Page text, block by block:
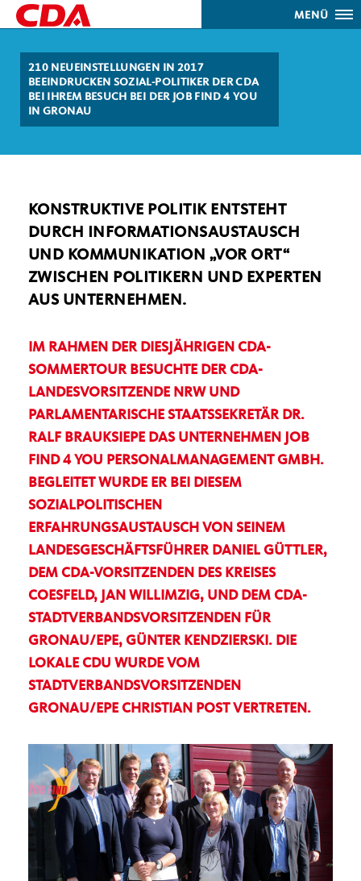
MENÜ
210 NEUEINSTELLUNGEN IN 2017
BEEINDRUCKEN SOZIAL-POLITIKER DER CDA
BEI IHREM BESUCH BEI DER JOB FIND 4 YOU
IN GRONAU
KONSTRUKTIVE POLITIK ENTSTEHT
DURCH INFORMATIONSAUSTAUSCH
UND KOMMUNIKATION „VOR ORT“
ZWISCHEN POLITIKERN UND EXPERTEN
AUS UNTERNEHMEN.
IM RAHMEN DER DIESJÄHRIGEN CDA-
SOMMERTOUR BESUCHTE DER CDA-
LANDESVORSITZENDE NRW UND
PARLAMENTARISCHE STAATSSEKRETÄR DR.
RALF BRAUKSIEPE DAS UNTERNEHMEN JOB
FIND 4 YOU PERSONALMANAGEMENT GMBH.
BEGLEITET WURDE ER BEI DIESEM
SOZIALPOLITISCHEN
ERFAHRUNGSAUSTAUSCH VON SEINEM
LANDESGESCHÄFTSFÜHRER DANIEL GÜTTLER,
DEM CDA-VORSITZENDEN DES KREISES
COESFELD, JAN WILLIMZIG, UND DEM CDA-
STADTVERBANDSVORSITZENDEN FÜR
GRONAU/EPE, GÜNTER KENDZIERSKI. DIE
LOKALE CDU WURDE VOM
STADTVERBANDSVORSITZENDEN
GRONAU/EPE CHRISTIAN POST VERTRETEN.